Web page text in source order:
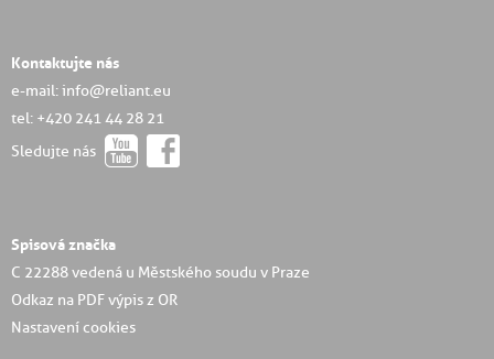
Kontaktujte nás
e-mail: info@reliant.eu
tel: +420 241 44 28 21
Sledujte nás
Spisová značka
C 22288 vedená u Městského soudu v Praze
Odkaz na PDF výpis z OR
Nastavení cookies